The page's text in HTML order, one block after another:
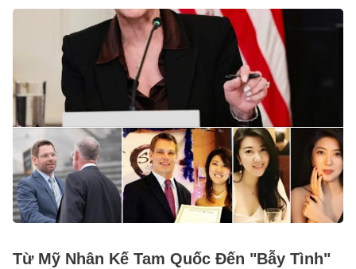
Từ Mỹ Nhân Kế Tam Quốc Đến "Bẫy Tình"